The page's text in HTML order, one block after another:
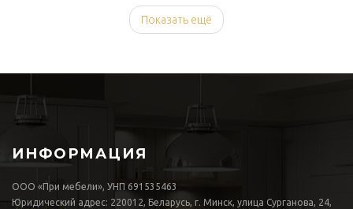
Показать ещё
ИНФОРМАЦИЯ
ООО «При мебели», УНП 691535463
Юридический адрес: 220012, Беларусь, г. Минск, улица Сурганова, 24,